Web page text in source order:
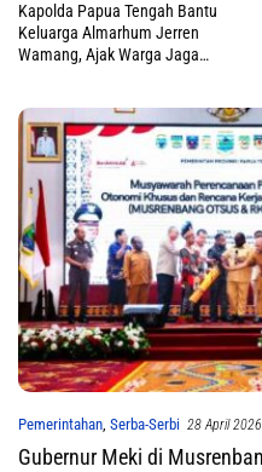
Kapolda Papua Tengah Bantu
Keluarga Almarhum Jerren
Wamang, Ajak Warga Jaga
Pemerintahan, Serba-Serbi 28 April 2026
Gubernur Meki di